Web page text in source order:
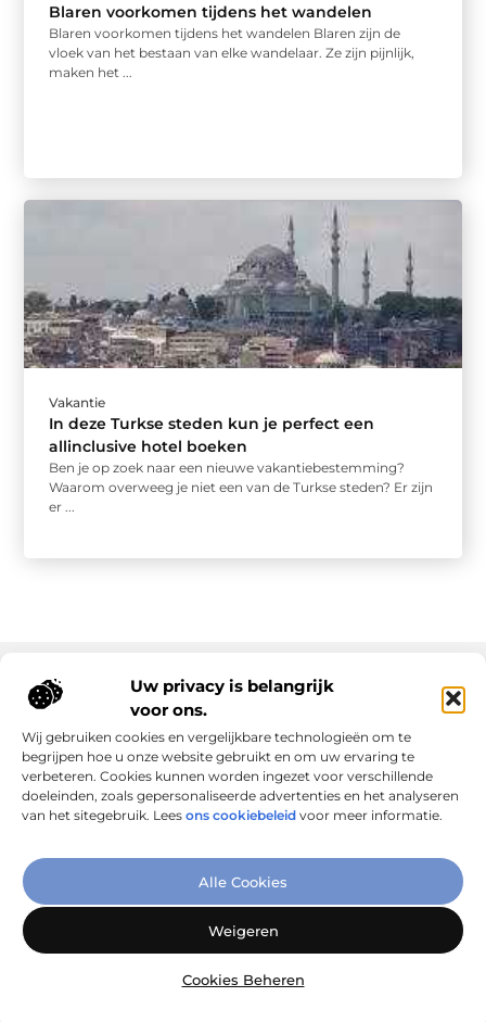
Uw privacy is belangrijk
voor ons.
Wij gebruiken cookies en vergelijkbare technologieën om te
begrijpen hoe u onze website gebruikt en om uw ervaring te
verbeteren. Cookies kunnen worden ingezet voor verschillende
doeleinden, zoals gepersonaliseerde advertenties en het analyseren
van het sitegebruik. Lees ons cookiebeleid voor meer informatie.
Alle Cookies
Weigeren
Cookies Beheren
Blaren voorkomen tijdens het wandelen
Blaren voorkomen tijdens het wandelen Blaren zijn de
vloek van het bestaan van elke wandelaar. Ze zijn pijnlijk,
maken het ...
Vakantie
In deze Turkse steden kun je perfect een
allinclusive hotel boeken
Ben je op zoek naar een nieuwe vakantiebestemming?
Waarom overweeg je niet een van de Turkse steden? Er zijn
er ...
Verbind Artikelen, Deel Inzichten
vandaag nog!
Onze informatie